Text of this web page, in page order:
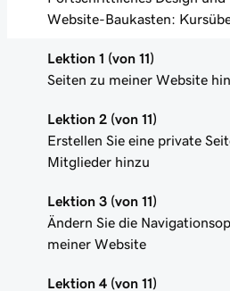
Website-Baukasten:
Lektion 1 (von 11)
Seiten zu meiner Website
Lektion 2 (von 11)
Erstellen Sie eine private
Mitglieder hinzu
Lektion 3 (von 11)
Ändern Sie die
meiner Website
Lektion 4 (von 11)